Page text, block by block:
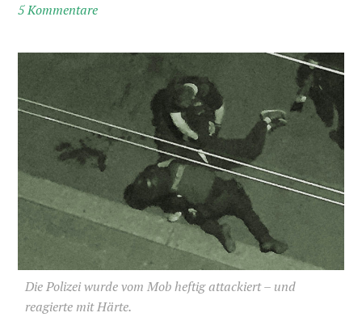
5 Kommentare
Die Polizei wurde vom Mob heftig attackiert – und
reagierte mit Härte.